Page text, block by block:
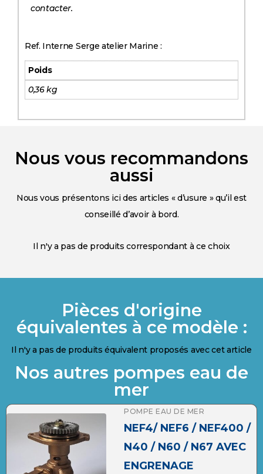
contacter.
Ref. Interne Serge atelier Marine :
Poids
0,36 kg
Nous vous recommandons
aussi
Nous vous présentons ici des articles « d’usure » qu’il est
conseillé d’avoir à bord.
Il n'y a pas de produits correspondant à ce choix
Pièces d'origine
équivalentes à ce modèle :
Il n'y a pas de produits équivalent proposés avec cet article
Nos autres pompes eau de
mer
POMPE EAU DE MER
NEF4/ NEF6 / NEF400 /
N40 / N60 / N67 AVEC
ENGRENAGE